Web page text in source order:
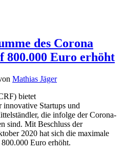
des Corona
800.000 Euro erhöht
Mathias Jäger
bietet
Startups und
die infolge der Corona-
sind. Mit Beschluss der
2020 hat sich die maximale
Euro erhöht.